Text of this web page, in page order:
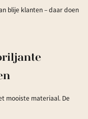
blije klanten – daar doen
mooiste materiaal. De